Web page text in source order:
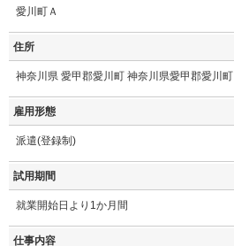
愛川町Ａ
住所
神奈川県 愛甲郡愛川町 神奈川県愛甲郡愛川町
雇用形態
派遣(登録制)
試用期間
就業開始日より1か月間
仕事内容